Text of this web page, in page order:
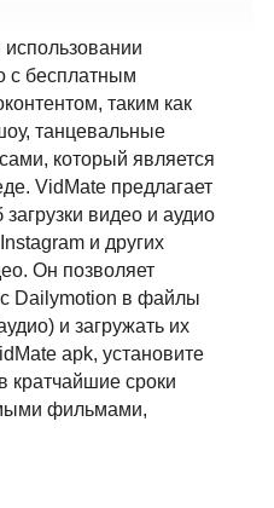
использовании
с бесплатным
таким как
танцевальные
который является
VidMate предлагает
видео и аудио
и других
Он позволяет
Dailymotion в файлы
и загружать их
apk, установите
кратчайшие сроки
фильмами,